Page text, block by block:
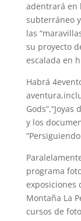
adentrará en
subterráneo
las
su proyecto
escalada en
Habrá
y los
programa
exposiciones
Montaña La
cursos de